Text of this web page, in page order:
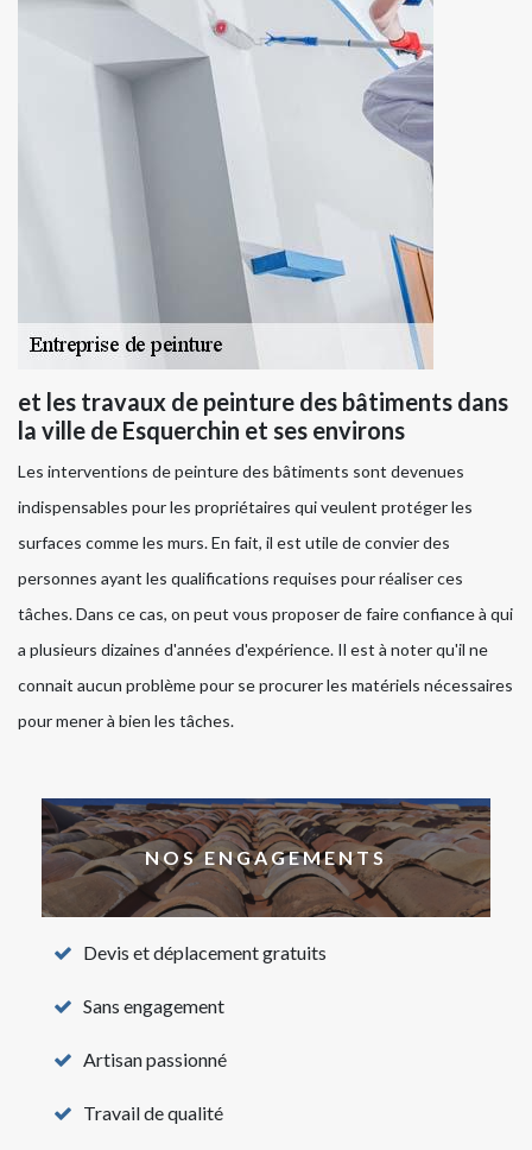
et les travaux de peinture des bâtiments dans
la ville de Esquerchin et ses environs
Les interventions de peinture des bâtiments sont devenues
indispensables pour les propriétaires qui veulent protéger les
surfaces comme les murs. En fait, il est utile de convier des
personnes ayant les qualifications requises pour réaliser ces
tâches. Dans ce cas, on peut vous proposer de faire confiance à qui
a plusieurs dizaines d'années d'expérience. Il est à noter qu'il ne
connait aucun problème pour se procurer les matériels nécessaires
pour mener à bien les tâches.
NOS ENGAGEMENTS
Devis et déplacement gratuits
Sans engagement
Artisan passionné
Travail de qualité